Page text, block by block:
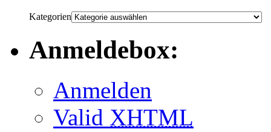
Kategorien
Anmeldebox:
Anmelden
Valid XHTML